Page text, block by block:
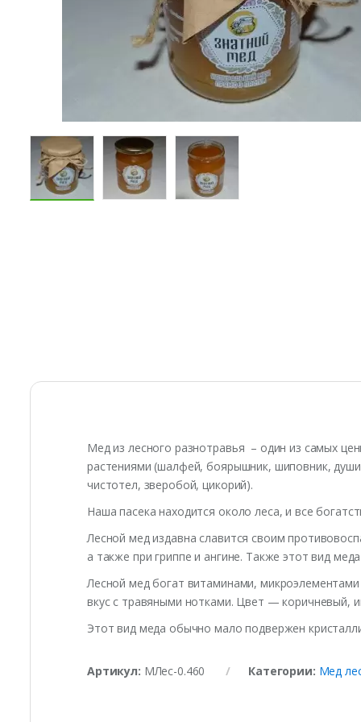
Мед из лесного разнотравья – один из самых
растениями (шалфей, боярышник, шиповник,
чистотел, зверобой, цикорий).
Наша пасека находится около леса, и все
Лесной мед издавна славится своим
а также при гриппе и ангине. Также этот вид
Лесной мед богат витаминами,
вкус с травяными нотками. Цвет — коричневый,
Этот вид меда обычно мало подвержен
Артикул: МЛес-0.460 Категории: Мед